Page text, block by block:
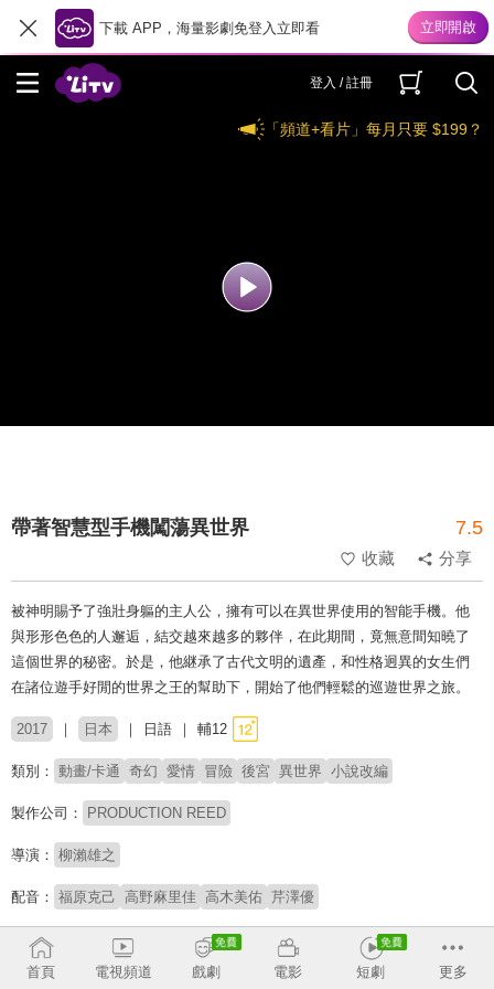
下載 APP，海量影劇免登入立即看
登入 / 註冊
「頻道+看片」每月只要 $199？
帶著智慧型手機闖蕩異世界 7.5
收藏 分享
被神明賜予了強壯身軀的主人公，擁有可以在異世界使用的智能手機。他
與形形色色的人邂逅，結交越來越多的夥伴，在此期間，竟無意間知曉了
這個世界的秘密。於是，他継承了古代文明的遺產，和性格迥異的女生們
在諸位遊手好閒的世界之王的幫助下，開始了他們輕鬆的巡遊世界之旅。
2017 日本 日語 輔12
類別： 動畫/卡通 奇幻 愛情 冒險 後宮 異世界 小說改編
製作公司： PRODUCTION REED
導演： 柳瀨雄之
配音： 福原克己 高野麻里佳 高木美佑 芹澤優
原著： 冬原帕朵拉 兔塚英志
※此內容含有：暴力血腥
首頁 電視頻道 戲劇 電影 短劇 更多